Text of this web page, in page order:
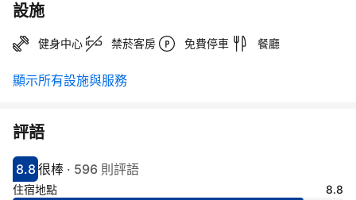
設施
健身中心 禁菸客房 免費停車 餐廳
顯示所有設施與服務
評語
分數8.8分
8.8
評比很棒
很棒 · 596 則評語
住宿地點
8.8